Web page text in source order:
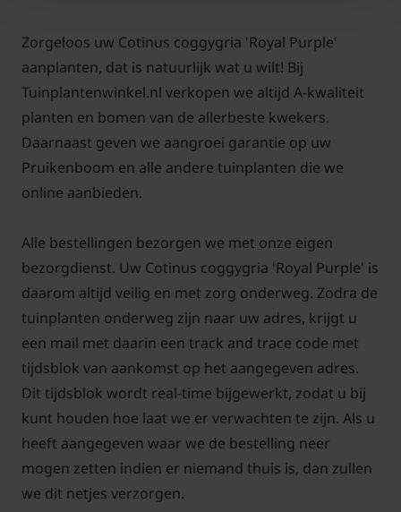
Cotinus coggygria 'Royal Purple'
snoeien en onderhouden
De Cotinus coggygria 'Royal Purple' groeit wat grillig
en is indien gewenst prima te snoeien om hem in
model te houden. Het mooist komt deze tuinplant
lossere groeivorm. Indien nodig kunt u in het
voorjaar ca. 1/3 van de oude takken wegsnoeien.
Veel gestelde vragen over Cotinus
coggygria 'Royal Purple'
Is de Cotinus winterhard?
Antwoord: Ja hoor, de Cotinus coggygria 'Royal
Purple' kan zeer goed tegen de vorst.
Zorgeloos uw Cotinus coggygria 'Royal Purple'
aanplanten, dat is natuurlijk wat u wilt! Bij
Tuinplantenwinkel.nl verkopen we altijd A-kwaliteit
planten en bomen van de allerbeste kwekers.
Daarnaast geven we aangroei garantie op uw
Pruikenboom en alle andere tuinplanten die we
online aanbieden.
Alle bestellingen bezorgen we met onze eigen
bezorgdienst. Uw Cotinus coggygria 'Royal Purple' is
daarom altijd veilig en met zorg onderweg. Zodra de
tuinplanten onderweg zijn naar uw adres, krijgt u
een mail met daarin een track and trace code met
tijdsblok van aankomst op het aangegeven adres.
Dit tijdsblok wordt real-time bijgewerkt, zodat u bij
kunt houden hoe laat we er verwachten te zijn. Als u
heeft aangegeven waar we de bestelling neer
mogen zetten indien er niemand thuis is, dan zullen
we dit netjes verzorgen.